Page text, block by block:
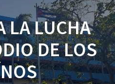
LA LUCHA
DE LOS